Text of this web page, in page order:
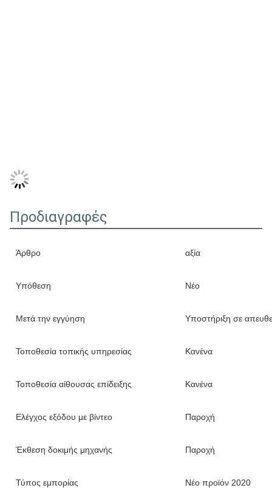
Προδιαγραφές
Άρθρο αξία
Υπόθεση Νέο
Μετά την εγγύηση Υποστήριξη σε
Τοποθεσία τοπικής υπηρεσίας Κανένα
Τοποθεσία αίθουσας επίδειξης Κανένα
Ελέγχος εξόδου με βίντεο Παροχή
Έκθεση δοκιμής μηχανής Παροχή
Τύπος εμπορίας Νέο προϊόν 2020